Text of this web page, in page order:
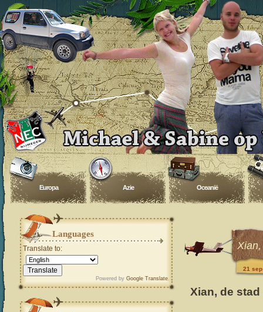
Europa Azie Oceanië
21
Xian, de
Languages
Translate to:
Powered by Google Translate.